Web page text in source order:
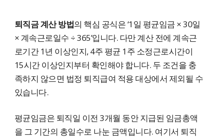
퇴직금 계산 방법의 핵심 공식은 ‘1일 평균임금 × 30일
× 계속근로일수 ÷ 365’입니다. 다만 계산 전에 계속근
로기간 1년 이상인지, 4주 평균 1주 소정근로시간이
15시간 이상인지부터 확인해야 합니다. 두 조건을 충
족하지 않으면 법정 퇴직급여 적용 대상에서 제외될 수
있습니다.
평균임금은 퇴직일 이전 3개월 동안 지급된 임금총액
을 그 기간의 총일수로 나눈 금액입니다. 여기서 퇴직